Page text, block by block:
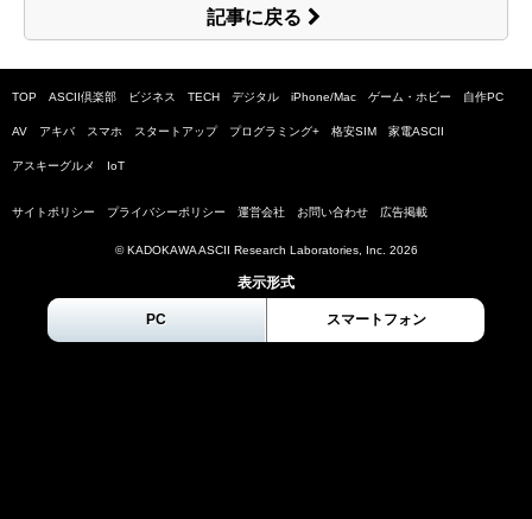
記事に戻る
TOP ASCII倶楽部 ビジネス TECH デジタル iPhone/Mac ゲーム・ホビー 自作PC
AV アキバ スマホ スタートアップ プログラミング+ 格安SIM 家電ASCII
アスキーグルメ IoT
サイトポリシー プライバシーポリシー 運営会社 お問い合わせ 広告掲載
© KADOKAWA ASCII Research Laboratories, Inc. 2026
表示形式
PC スマートフォン